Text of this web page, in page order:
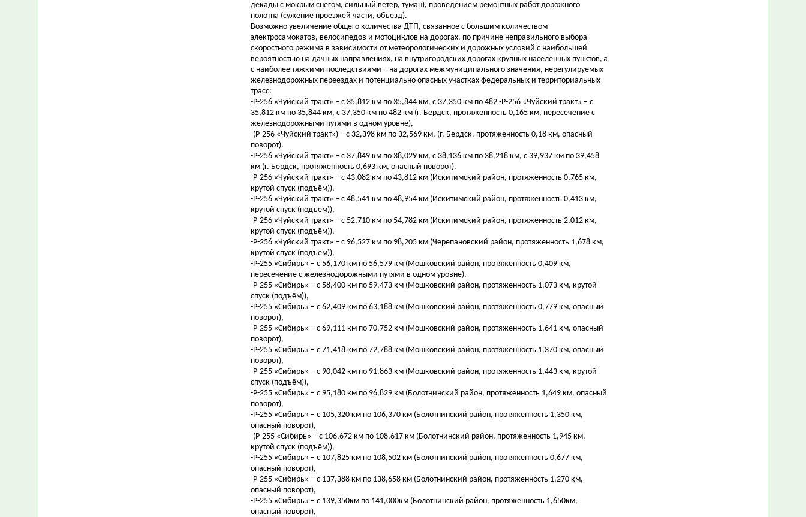
декады с мокрым снегом, сильный ветер, туман), проведением ремонтных работ дорожного
полотна (сужение проезжей части, объезд).
Возможно увеличение общего количества ДТП, связанное с большим количеством
электросамокатов, велосипедов и мотоциклов на дорогах, по причине неправильного выбора
скоростного режима в зависимости от метеорологических и дорожных условий с наибольшей
вероятностью на дачных направлениях, на внутригородских дорогах крупных населенных пунктов, а
с наиболее тяжкими последствиями – на дорогах межмуниципального значения, нерегулируемых
железнодорожных переездах и потенциально опасных участках федеральных и территориальных
трасс:
-Р-256 «Чуйский тракт» – с 35,812 км по 35,844 км, с 37,350 км по 482 -Р-256 «Чуйский тракт» – с
35,812 км по 35,844 км, с 37,350 км по 482 км (г. Бердск, протяженность 0,165 км, пересечение с
железнодорожными путями в одном уровне),
-(Р-256 «Чуйский тракт») – с 32,398 км по 32,569 км, (г. Бердск, протяженность 0,18 км, опасный
поворот).
-Р-256 «Чуйский тракт» – с 37,849 км по 38,029 км, с 38,136 км по 38,218 км, с 39,937 км по 39,458
км (г. Бердск, протяженность 0,693 км, опасный поворот).
-Р-256 «Чуйский тракт» – с 43,082 км по 43,812 км (Искитимский район, протяженность 0,765 км,
крутой спуск (подъём)),
-Р-256 «Чуйский тракт» – с 48,541 км по 48,954 км (Искитимский район, протяженность 0,413 км,
крутой спуск (подъём)),
-Р-256 «Чуйский тракт» – с 52,710 км по 54,782 км (Искитимский район, протяженность 2,012 км,
крутой спуск (подъём)),
-Р-256 «Чуйский тракт» – с 96,527 км по 98,205 км (Черепановский район, протяженность 1,678 км,
крутой спуск (подъём)),
-Р-255 «Сибирь» – с 56,170 км по 56,579 км (Мошковский район, протяженность 0,409 км,
пересечение с железнодорожными путями в одном уровне),
-Р-255 «Сибирь» – с 58,400 км по 59,473 км (Мошковский район, протяженность 1,073 км, крутой
спуск (подъём)),
-Р-255 «Сибирь» – с 62,409 км по 63,188 км (Мошковский район, протяженность 0,779 км, опасный
поворот),
-Р-255 «Сибирь» – с 69,111 км по 70,752 км (Мошковский район, протяженность 1,641 км, опасный
поворот),
-Р-255 «Сибирь» – с 71,418 км по 72,788 км (Мошковский район, протяженность 1,370 км, опасный
поворот),
-Р-255 «Сибирь» – с 90,042 км по 91,863 км (Мошковский район, протяженность 1,443 км, крутой
спуск (подъём)),
-Р-255 «Сибирь» – с 95,180 км по 96,829 км (Болотнинский район, протяженность 1,649 км, опасный
поворот),
-Р-255 «Сибирь» – с 105,320 км по 106,370 км (Болотнинский район, протяженность 1,350 км,
опасный поворот),
-(Р-255 «Сибирь» – с 106,672 км по 108,617 км (Болотнинский район, протяженность 1,945 км,
крутой спуск (подъём)),
-Р-255 «Сибирь» – с 107,825 км по 108,502 км (Болотнинский район, протяженность 0,677 км,
опасный поворот),
-Р-255 «Сибирь» – с 137,388 км по 138,658 км (Болотнинский район, протяженность 1,270 км,
опасный поворот),
-Р-255 «Сибирь» – с 139,350км по 141,000км (Болотнинский район, протяженность 1,650км,
опасный поворот),